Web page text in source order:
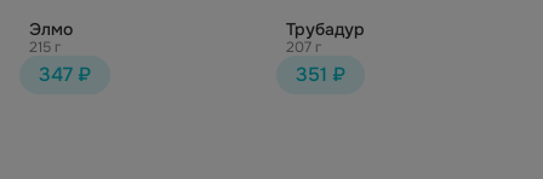
Элмо
215 г
347 ₽
Трубадур
207 г
351 ₽